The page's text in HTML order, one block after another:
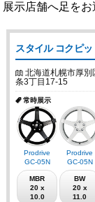
展示店舗へ足をお
スタイル コクピ
北海道札幌市厚別
条3丁目17-15
常時展示
Prodrive
GC-05N
MBR
20 x
10.0
Prodrive
GC-05N
BW
20 x
11.0